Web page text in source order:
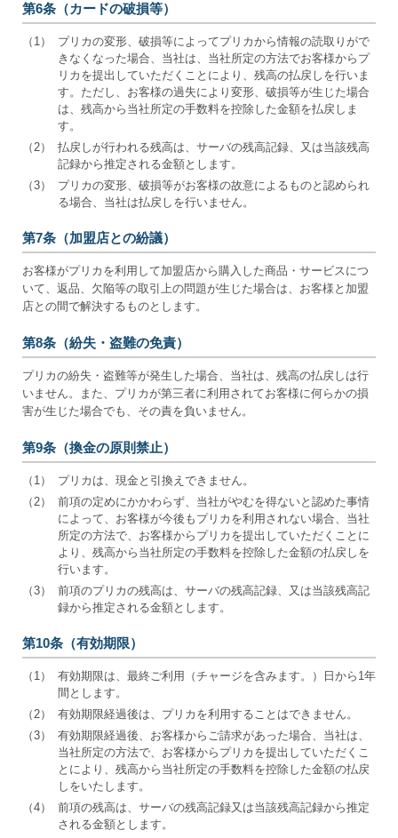
第6条（カードの破損等）
（1）
プリカの変形、破損等によってプリカから情報の読取りがで
きなくなった場合、当社は、当社所定の方法でお客様からプ
リカを提出していただくことにより、残高の払戻しを行いま
す。ただし、お客様の過失により変形、破損等が生じた場合
は、残高から当社所定の手数料を控除した金額を払戻しま
す。
（2）
払戻しが行われる残高は、サーバの残高記録、又は当該残高
記録から推定される金額とします。
（3）
プリカの変形、破損等がお客様の故意によるものと認められ
る場合、当社は払戻しを行いません。
第7条（加盟店との紛議）
お客様がプリカを利用して加盟店から購入した商品・サービスにつ
いて、返品、欠陥等の取引上の問題が生じた場合は、お客様と加盟
店との間で解決するものとします。
第8条（紛失・盗難の免責）
プリカの紛失・盗難等が発生した場合、当社は、残高の払戻しは行
いません。また、プリカが第三者に利用されてお客様に何らかの損
害が生じた場合でも、その責を負いません。
第9条（換金の原則禁止）
（1）
プリカは、現金と引換えできません。
（2）
前項の定めにかかわらず、当社がやむを得ないと認めた事情
によって、お客様が今後もプリカを利用されない場合、当社
所定の方法で、お客様からプリカを提出していただくことに
より、残高から当社所定の手数料を控除した金額の払戻しを
行います。
（3）
前項のプリカの残高は、サーバの残高記録、又は当該残高記
録から推定される金額とします。
第10条（有効期限）
（1）
有効期限は、最終ご利用（チャージを含みます。）日から1年
間とします。
（2）
有効期限経過後は、プリカを利用することはできません。
（3）
有効期限経過後、お客様からご請求があった場合、当社は、
当社所定の方法で、お客様からプリカを提出していただくこ
とにより、残高から当社所定の手数料を控除した金額の払戻
しをいたします。
（4）
前項の残高は、サーバの残高記録又は当該残高記録から推定
される金額とします。